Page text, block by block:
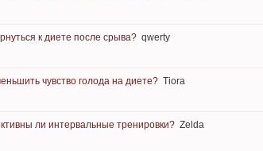
к диете после срыва? qwerty
чувство голода на диете? Tiora
ли интервальные тренировки? Zelda